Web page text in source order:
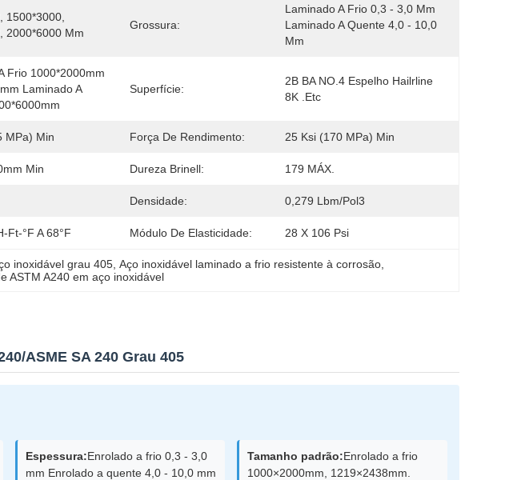
1500*3000,
2000*6000 Mm
Grossura:
Laminado A Frio 0,3 - 3,0 Mm
Laminado A Quente 4,0 - 10,0
Mm
Frio 1000*2000mm
Laminado A
Superfície:
2B BA NO.4 Espelho Hailrline
8K .etc
MPa) Min Força De Rendimento: 25 Ksi (170 MPa) Min
Min Dureza Brinell: 179 MÁX.
Densidade: 0,279 Lbm/pol3
Ft-°F A 68°F Módulo De Elasticidade: 28 X 106 Psi
inoxidável grau 405 , Aço inoxidável laminado a frio resistente à corrosão
ASTM A240 em aço inoxidável
ASME SA 240 Grau 405
Espessura:Enrolado a frio 0,3 - 3,0
mm Enrolado a quente 4,0 - 10,0 mm
Tamanho padrão:Enrolado a frio
1000×2000mm, 1219×2438mm.